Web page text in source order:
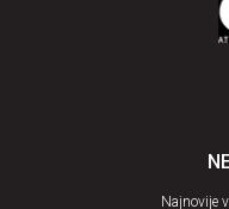
Najnovije